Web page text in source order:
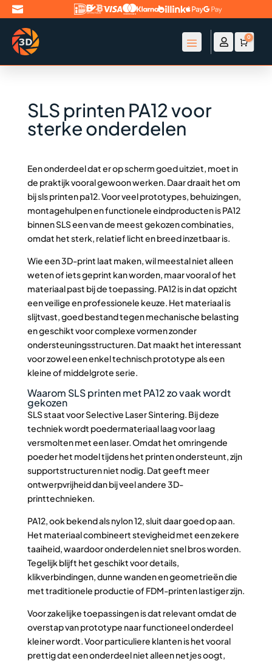

 Account
0
SLS printen PA12 voor
sterke onderdelen
Een onderdeel dat er op scherm goed uitziet, moet in
de praktijk vooral gewoon werken. Daar draait het om
bij sls printen pa12. Voor veel prototypes, behuizingen,
montagehulpen en functionele eindproducten is PA12
binnen SLS een van de meest gekozen combinaties,
omdat het sterk, relatief licht en breed inzetbaar is.
Wie een 3D-print laat maken, wil meestal niet alleen
weten of iets geprint kan worden, maar vooral of het
materiaal past bij de toepassing. PA12 is in dat opzicht
een veilige en professionele keuze. Het materiaal is
slijtvast, goed bestand tegen mechanische belasting
en geschikt voor complexe vormen zonder
ondersteuningsstructuren. Dat maakt het interessant
voor zowel een enkel technisch prototype als een
kleine of middelgrote serie.
Waarom SLS printen met PA12 zo vaak wordt
gekozen
SLS staat voor Selective Laser Sintering. Bij deze
techniek wordt poedermateriaal laag voor laag
versmolten met een laser. Omdat het omringende
poeder het model tijdens het printen ondersteunt, zijn
supportstructuren niet nodig. Dat geeft meer
ontwerpvrijheid dan bij veel andere 3D-
printtechnieken.
PA12, ook bekend als nylon 12, sluit daar goed op aan.
Het materiaal combineert stevigheid met een zekere
taaiheid, waardoor onderdelen niet snel bros worden.
Tegelijk blijft het geschikt voor details,
klikverbindingen, dunne wanden en geometrieën die
met traditionele productie of FDM-printen lastiger zijn.
Voor zakelijke toepassingen is dat relevant omdat de
overstap van prototype naar functioneel onderdeel
kleiner wordt. Voor particuliere klanten is het vooral
prettig dat een onderdeel niet alleen netjes oogt,